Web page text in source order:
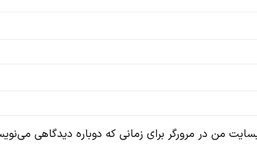
من در مرورگر برای زمانی که دوباره دیدگاهی